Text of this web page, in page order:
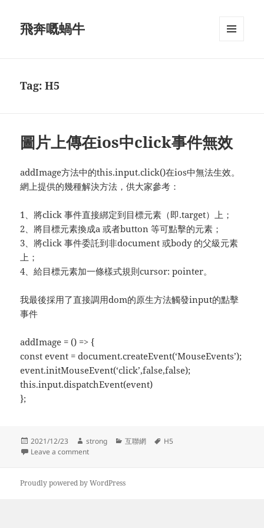
飛奔嘅蝸牛
Tag:H5
圖片上傳在ios中click事件無效
addImage方法中的this.input.click()在ios中無法生效。
網上提供的幾種解決方法，供大家參考：
1、​將click 事件直接綁定到目標​元素（​​即.target）上；
2、將目標​元素換成a 或者button 等可點擊的​元素；
​3、將click 事件委託到​​​​​非document 或body 的​​父級元素
上；
​4、給​目標元素加一條樣式規則cursor: pointer。
我最後採用了直接調用dom的原生方法觸發input的點擊
事件
addImage = () => {
const event = document.createEvent(‘MouseEvents’);
event.initMouseEvent(‘click’,false,false);
this.input.dispatchEvent(event)
};
Posted
on
2021/12/23 Author
strong Categories
互聯網 Tags
H5
Leave a commenton 圖片上傳在ios中click事件無效
Proudly powered by WordPress